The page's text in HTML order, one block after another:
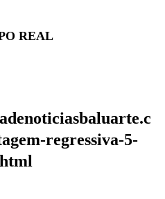
REAL
regressiva-5-